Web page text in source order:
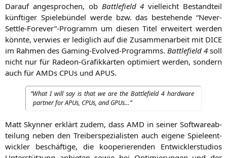
Dar­auf ange­spro­chen, ob Batt­le­field 4 viel­leicht Bestand­teil
künf­ti­ger Spie­le­bün­del wer­de bzw. das bestehen­de “Never-
Settle-Forever”-Programm um die­sen Titel erwei­tert wer­den
könn­te, ver­wies er ledig­lich auf die Zusam­men­ar­beit mit DICE
im Rah­men des Gam­ing-Evol­ved-Pro­gramms. Batt­le­field 4 soll
nicht nur für Rade­on-Gra­fik­kar­ten opti­miert wer­den, son­dern
auch für AMDs CPUs und APUS.
“What I will say is that we are the Batt­le­field 4 hard­ware
part­ner for APUs, CPUs, and GPUs…”
Matt Skyn­ner erklärt zudem, dass AMD in sei­ner Soft­ware­ab­
tei­lung neben den Trei­ber­spe­zia­lis­ten auch eige­ne Spie­le­ent­
wick­ler beschäf­ti­ge, die koope­rie­ren­den Ent­wick­ler­stu­di­os